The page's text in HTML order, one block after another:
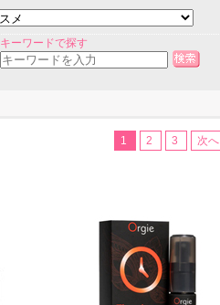
キーワードで探す
1 2 3 次へ